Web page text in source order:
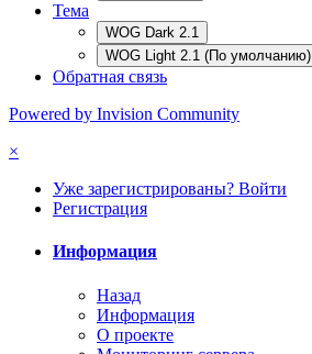
Тема
WOG Dark 2.1
WOG Light 2.1 (По умолчанию)
Обратная связь
Powered by Invision Community
×
Уже зарегистрированы? Войти
Регистрация
Информация
Назад
Информация
О проекте